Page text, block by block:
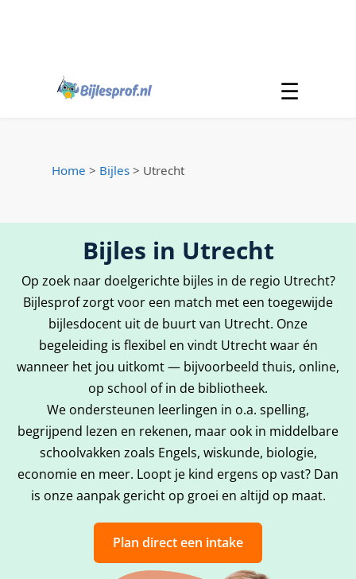
☰
Home > Bijles> Utrecht
Bijles in Utrecht
Op zoek naar doelgerichte bijles in de regio Utrecht?
Bijlesprof zorgt voor een match met een toegewijde
bijlesdocent uit de buurt van Utrecht. Onze
begeleiding is flexibel en vindt Utrecht waar én
wanneer het jou uitkomt — bijvoorbeeld thuis, online,
op school of in de bibliotheek.
We ondersteunen leerlingen in o.a. spelling,
begrijpend lezen en rekenen, maar ook in middelbare
schoolvakken zoals Engels, wiskunde, biologie,
economie en meer. Loopt je kind ergens op vast? Dan
is onze aanpak gericht op groei en altijd op maat.
Plan direct een intake